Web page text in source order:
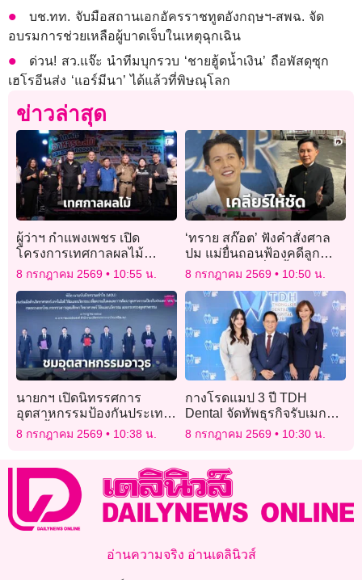
บช.ทท. จับมือสถานเอกอัครราชทูตอังกฤษฯ-สพฉ. จัด
อบรมการช่วยเหลือผู้บาดเจ็บในเหตุฉุกเฉิน
ด่วน! สว.แจ๊ะ นำทีมบุกรวบ ‘ชายฮู้ดน้ำเงิน’ ถือพัสดุซุก
เฮโรอีนส่ง ‘แอร์มีนา’ ได้แล้วที่พิษณุโลก
ข่าวล่าสุด
ผู้ว่าฯ กำแพงเพชร เปิด
โครงการเทศกาลผลไม้
อาหาร และของดีคลองลาน
ประจำปี 2569
8 กรกฎาคม 2569 10:55 น.
‘ทราย สก๊อต’ ฟังคำสั่งศาล
ปม แม่ยื่นถอนฟ้องคดีลูก
เนรคุณ คาดเที่ยงนี้ชัดเจน
8 กรกฎาคม 2569 10:50 น.
นายกฯ เปิดนิทรรศการ
อุตสาหกรรมป้องกันประเทศ
โชว์ขึ้นรถหุ้มเกราะล้อยาง
บริษัทคนไทย
8 กรกฎาคม 2569 10:38 น.
กางโรดแมป 3 ปี TDH
Dental จัดทัพธุรกิจรับเมกะ
เทรนด์ Longevity Beauty &
Wellness รุกขยายสาขา
8 กรกฎาคม 2569 10:30 น.
อ่านความจริง อ่านเดลินิวส์